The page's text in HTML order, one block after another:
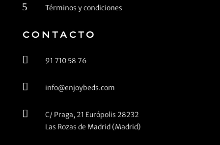
5 Términos y condiciones
CONTACTO
 91 710 58 76
 info@enjoybeds.com

C/ Praga, 21 Európolis 28232
Las Rozas de Madrid (Madrid)